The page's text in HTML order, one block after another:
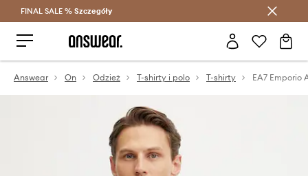
Oszczędzaj z Answear Club >
FINAL SALE % Szczegóły
Answear On Odzież T-shirty i polo T-shirty